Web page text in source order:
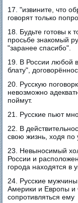
17. "извините, что
говорят только
18. Будьте готовы к
просьбе знакомый
"заранее спасибо".
19. В России любой
блату",
20. Русскую
невозможно
поймут.
21. Русские пьют
22. В
свою жизнь, ходя по
23. Невыносимый
России и
города находятся в
24. Русские
Америки и Европы и
сопротивляться ему